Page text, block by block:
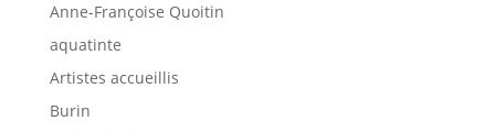
Anne-Françoise Quoitin
aquatinte
Artistes accueillis
Burin